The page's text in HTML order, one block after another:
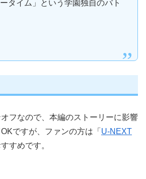
タイム」という学園独自のバト
フなので、本編のストーリーに影響
ですが、ファンの方は「 U-NEXT
すめです。